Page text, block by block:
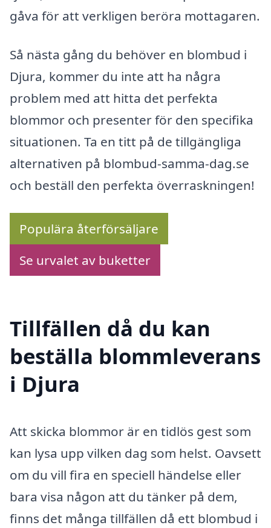
gåva för att verkligen beröra mottagaren.
Så nästa gång du behöver en blombud i
Djura, kommer du inte att ha några
problem med att hitta det perfekta
blommor och presenter för den specifika
situationen. Ta en titt på de tillgängliga
alternativen på blombud-samma-dag.se
och beställ den perfekta överraskningen!
Populära återförsäljare
Se urvalet av buketter
Tillfällen då du kan
beställa blommleverans
i Djura
Att skicka blommor är en tidlös gest som
kan lysa upp vilken dag som helst. Oavsett
om du vill fira en speciell händelse eller
bara visa någon att du tänker på dem,
finns det många tillfällen då ett blombud i